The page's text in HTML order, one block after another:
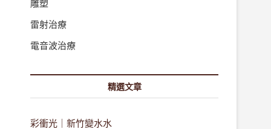
雕塑
雷射治療
電音波治療
精選文章
彩衝光｜新竹變水水